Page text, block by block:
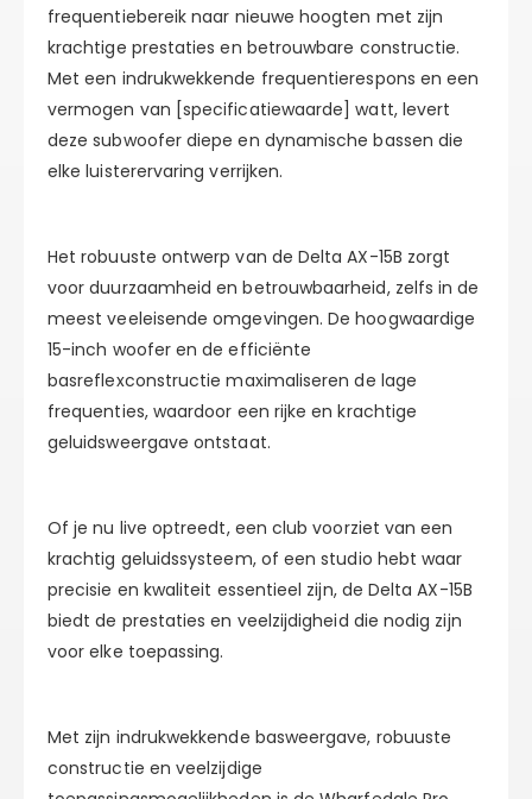
frequentiebereik naar nieuwe hoogten met zijn
krachtige prestaties en betrouwbare constructie.
Met een indrukwekkende frequentierespons en een
vermogen van [specificatiewaarde] watt, levert
deze subwoofer diepe en dynamische bassen die
elke luisterervaring verrijken.
Het robuuste ontwerp van de Delta AX-15B zorgt
voor duurzaamheid en betrouwbaarheid, zelfs in de
meest veeleisende omgevingen. De hoogwaardige
15-inch woofer en de efficiënte
basreflexconstructie maximaliseren de lage
frequenties, waardoor een rijke en krachtige
geluidsweergave ontstaat.
Of je nu live optreedt, een club voorziet van een
krachtig geluidssysteem, of een studio hebt waar
precisie en kwaliteit essentieel zijn, de Delta AX-15B
biedt de prestaties en veelzijdigheid die nodig zijn
voor elke toepassing.
Met zijn indrukwekkende basweergave, robuuste
constructie en veelzijdige